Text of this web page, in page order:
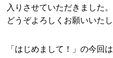
入りさせていただきました。
どうぞよろしくお願いいたし
「はじめまして！」の今回